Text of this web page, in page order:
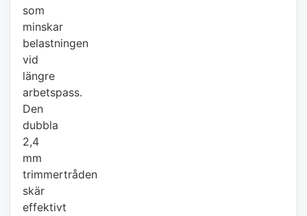
som
minskar
belastningen
vid
längre
arbetspass.
Den
dubbla
2,4
mm
trimmertråden
skär
effektivt